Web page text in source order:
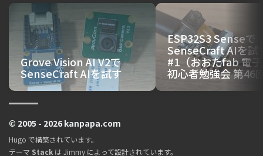
Grove Vision AI V2で
SenseCraft AIを試す
ESP32S3 Senseで
SenseCraft AIを試
#1（おおたfab 電
初心者勉強会 第46
© 2005 - 2026 kanpapa.com
Hugo で構築されています。
テーマ Stack は Jimmy によって設計されています。